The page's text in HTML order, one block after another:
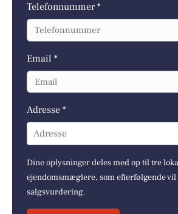
Telefonnummer *
Email *
Adresse *
Adresse
Dine oplysninger deles med op til tre
ejendomsmæglere, som efterfølgende vil
salgsvurdering.